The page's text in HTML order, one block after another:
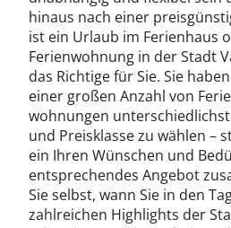
hinaus nach einer
ist ein Urlaub im Ferienhaus
Ferienwohnung in der Stadt
das Richtige für Sie. Sie
einer großen Anzahl von
wohnungen
und Preisklasse zu wählen –
ein Ihren Wünschen und
entsprechendes Angebot
Sie selbst, wann Sie in den
zahlreichen Highlights der